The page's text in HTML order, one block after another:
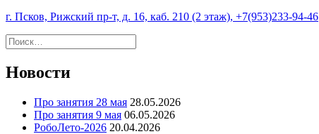
г. Псков, Рижский пр-т, д. 16, каб. 210 (2 этаж), +7(953)233-94-46
Найти:
Новости
Про занятия 28 мая 28.05.2026
Про занятия 9 мая 06.05.2026
РобоЛето-2026 20.04.2026